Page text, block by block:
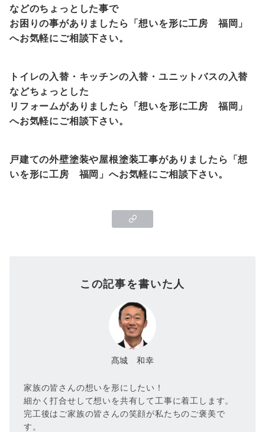
などのちょっとした事で
お困りの事がありましたら「想いを形に工房 福岡 」
へお気軽にご相談下さい。
トイレの入替・キッチンの入替・ユニットバスの入替
などちょっとした
リフォームがありましたら「想いを形に工房 福岡 」
へお気軽にご相談下さい。
戸建ての外壁塗装や屋根塗装工事がありましたら「想
いを形に工房 福岡 」へお気軽にご相談下さい。
この記事を書いた人
髙城 和幸
家族の皆さんの想いを形にしたい！
細かく打合せして想いを共有して工事に着工します。
完工後はご家族の皆さんの笑顔が私たちのご褒美で
す。